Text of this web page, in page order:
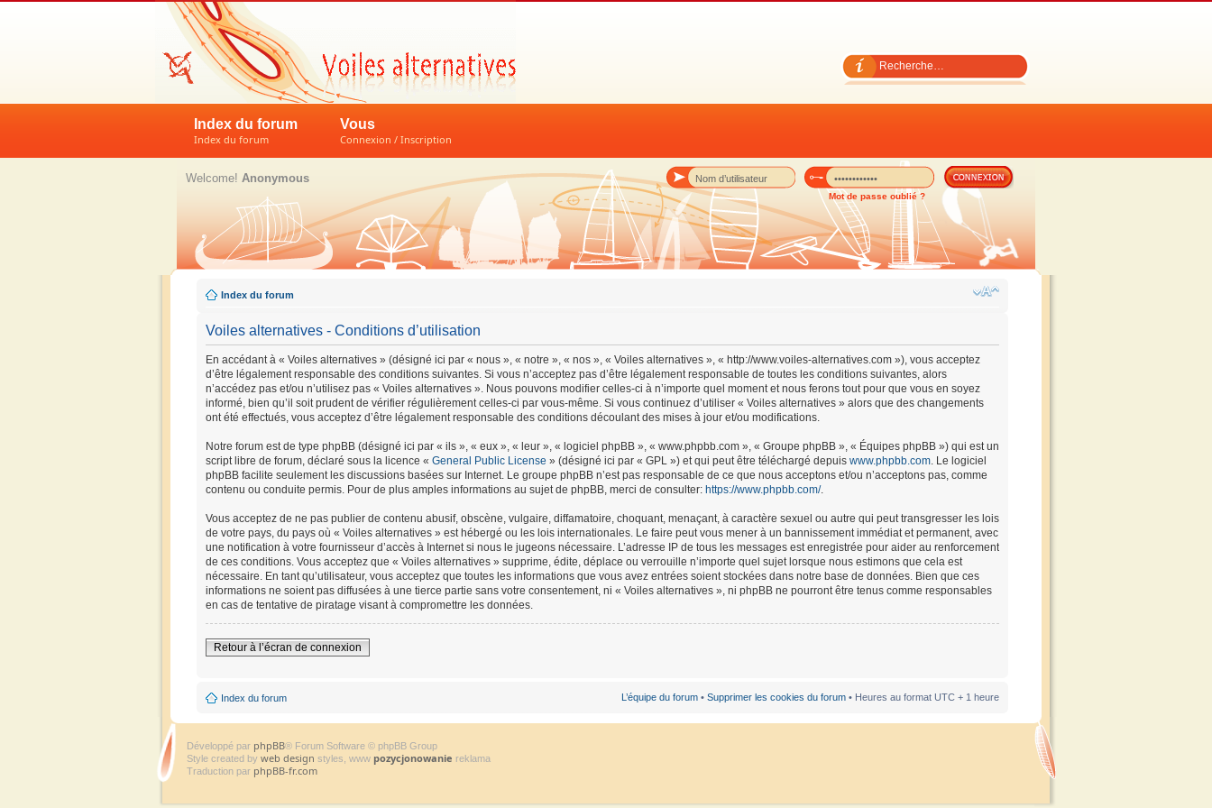
Index du forum
Index du forum
Vous
Connexion / Inscription
Mot de passe oublié ?
Welcome! Anonymous
Index du forum
Voiles alternatives - Conditions d’utilisation
En accédant à « Voiles alternatives » (désigné ici par « nous », « notre », « nos », « Voiles alternatives », « http://www.voiles-alternatives.com »), vous acceptez
d’être légalement responsable des conditions suivantes. Si vous n’acceptez pas d’être légalement responsable de toutes les conditions suivantes, alors
n’accédez pas et/ou n’utilisez pas « Voiles alternatives ». Nous pouvons modifier celles-ci à n’importe quel moment et nous ferons tout pour que vous en soyez
informé, bien qu’il soit prudent de vérifier régulièrement celles-ci par vous-même. Si vous continuez d’utiliser « Voiles alternatives » alors que des changements
ont été effectués, vous acceptez d’être légalement responsable des conditions découlant des mises à jour et/ou modifications.
Notre forum est de type phpBB (désigné ici par « ils », « eux », « leur », « logiciel phpBB », « www.phpbb.com », « Groupe phpBB », « Équipes phpBB ») qui est un
script libre de forum, déclaré sous la licence « General Public License » (désigné ici par « GPL ») et qui peut être téléchargé depuis www.phpbb.com. Le logiciel
phpBB facilite seulement les discussions basées sur Internet. Le groupe phpBB n’est pas responsable de ce que nous acceptons et/ou n’acceptons pas, comme
contenu ou conduite permis. Pour de plus amples informations au sujet de phpBB, merci de consulter: https://www.phpbb.com/.
Vous acceptez de ne pas publier de contenu abusif, obscène, vulgaire, diffamatoire, choquant, menaçant, à caractère sexuel ou autre qui peut transgresser les lois
de votre pays, du pays où « Voiles alternatives » est hébergé ou les lois internationales. Le faire peut vous mener à un bannissement immédiat et permanent, avec
une notification à votre fournisseur d’accès à Internet si nous le jugeons nécessaire. L’adresse IP de tous les messages est enregistrée pour aider au renforcement
de ces conditions. Vous acceptez que « Voiles alternatives » supprime, édite, déplace ou verrouille n’importe quel sujet lorsque nous estimons que cela est
nécessaire. En tant qu’utilisateur, vous acceptez que toutes les informations que vous avez entrées soient stockées dans notre base de données. Bien que ces
informations ne soient pas diffusées à une tierce partie sans votre consentement, ni « Voiles alternatives », ni phpBB ne pourront être tenus comme responsables
en cas de tentative de piratage visant à compromettre les données.
Retour à l’écran de connexion
Index du forum L’équipe du forum • Supprimer les cookies du forum • Heures au format UTC + 1 heure
Développé par phpBB® Forum Software © phpBB Group
Style created by web design styles, www pozycjonowanie reklama
Traduction par phpBB-fr.com